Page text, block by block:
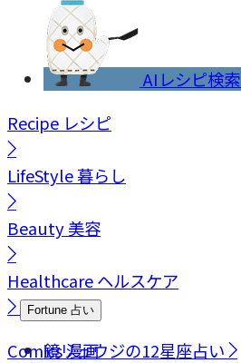
AIレシピ検索
Recipe レシピ
LifeStyle暮らし
Beauty美容
Healthcareヘルスケア
Fortune 占い
鏡リュウジの12星座占い
Comics漫画